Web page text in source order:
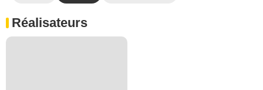
Réalisateurs